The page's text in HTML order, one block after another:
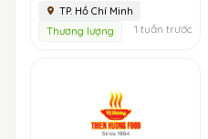
TP. Hồ Chí Minh
Thương lượng
1 tuần trước